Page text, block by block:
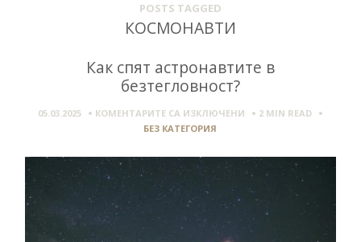
POSTS TAGGED
КОСМОНАВТИ
Как спят астронавтите в
безтегловност?
05.03.2025 КОМЕНТАРИТЕ СА ИЗКЛЮЧЕНИЗА
АСТРОНАВТИТЕ
В
БЕЗТЕГЛОВНОСТ?
2 MIN READ
БЕЗ КАТЕГОРИЯ